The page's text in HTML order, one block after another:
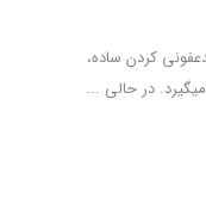
کردن ساده،
در حالی ...